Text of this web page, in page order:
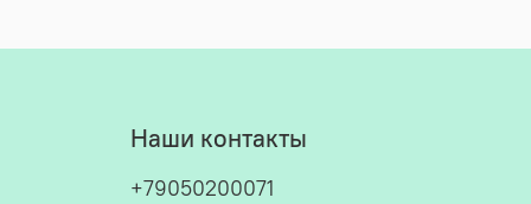
Наши контакты
+79050200071